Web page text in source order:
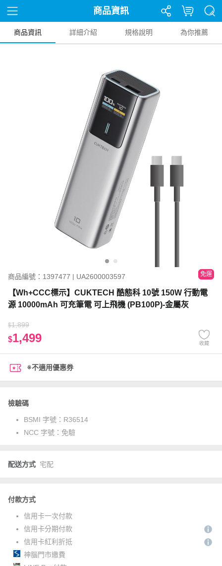
商品資訊
商品資訊 詳細介紹 規格說明 為你推薦
商品編號：1397477 | UA2600003597 免運
【Wh+CCC標示】CUKTECH 酷態科 10號 150W 行動電
源 10000mAh 可充筆電 可上飛機 (PB100P)-金屬灰
$1,899
$1,499 收藏
※不適用優惠券
檢驗碼
BSMI 字號： R36514
NCC 字號： 免驗
配送方式 宅配
付款方式
信用卡一次付款
信用卡分期付款
信用卡紅利折抵
神腦門市繳費